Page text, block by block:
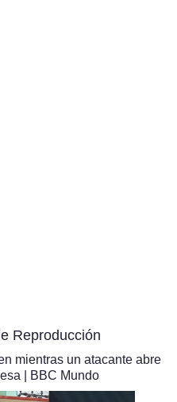
Reproducción
mientras un atacante abre
| BBC Mundo